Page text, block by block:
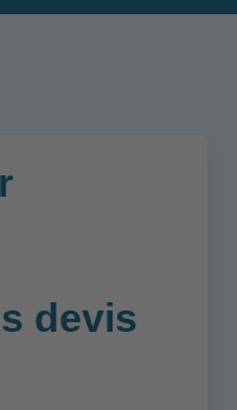
devis